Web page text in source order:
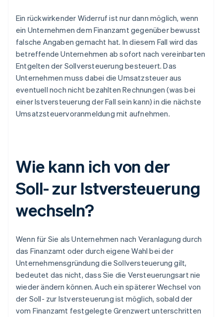
Ein rückwirkender Widerruf ist nur dann möglich, wenn
ein Unternehmen dem Finanzamt gegenüber bewusst
falsche Angaben gemacht hat. In diesem Fall wird das
betreffende Unternehmen ab sofort nach vereinbarten
Entgelten der Sollversteuerung besteuert. Das
Unternehmen muss dabei die Umsatzsteuer aus
eventuell noch nicht bezahlten Rechnungen (was bei
einer Istversteuerung der Fall sein kann) in die nächste
Umsatzsteuervoranmeldung mit aufnehmen.
Wie kann ich von der
Soll- zur Istversteuerung
wechseln?
Wenn für Sie als Unternehmen nach Veranlagung durch
das Finanzamt oder durch eigene Wahl bei der
Unternehmensgründung die Sollversteuerung gilt,
bedeutet das nicht, dass Sie die Versteuerungsart nie
wieder ändern können. Auch ein späterer Wechsel von
der Soll- zur Istversteuerung ist möglich, sobald der
vom Finanzamt festgelegte Grenzwert unterschritten